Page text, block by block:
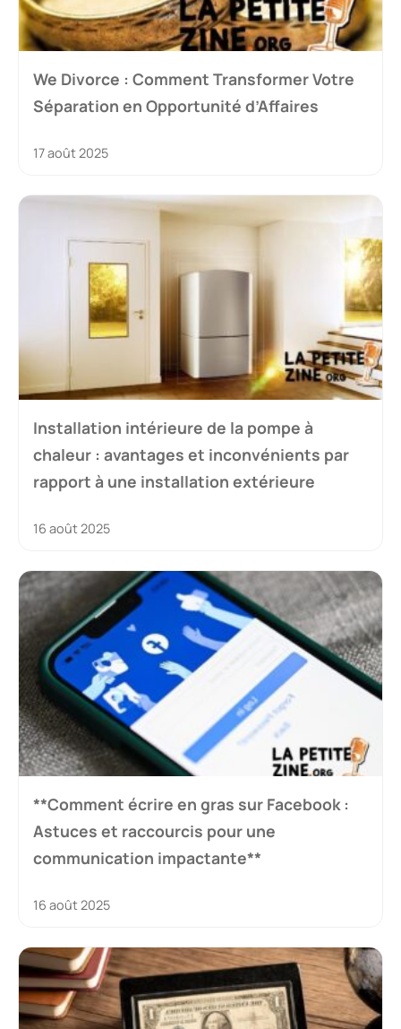
We Divorce : Comment Transformer Votre
Séparation en Opportunité d’Affaires
17 août 2025
Installation intérieure de la pompe à
chaleur : avantages et inconvénients par
rapport à une installation extérieure
16 août 2025
**Comment écrire en gras sur Facebook :
Astuces et raccourcis pour une
communication impactante**
16 août 2025